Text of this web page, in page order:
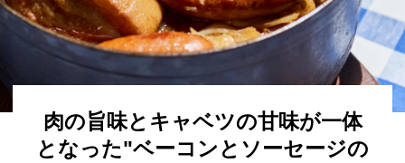
肉の旨味とキャベツの甘味が一体
となった"ベーコンとソーセージの